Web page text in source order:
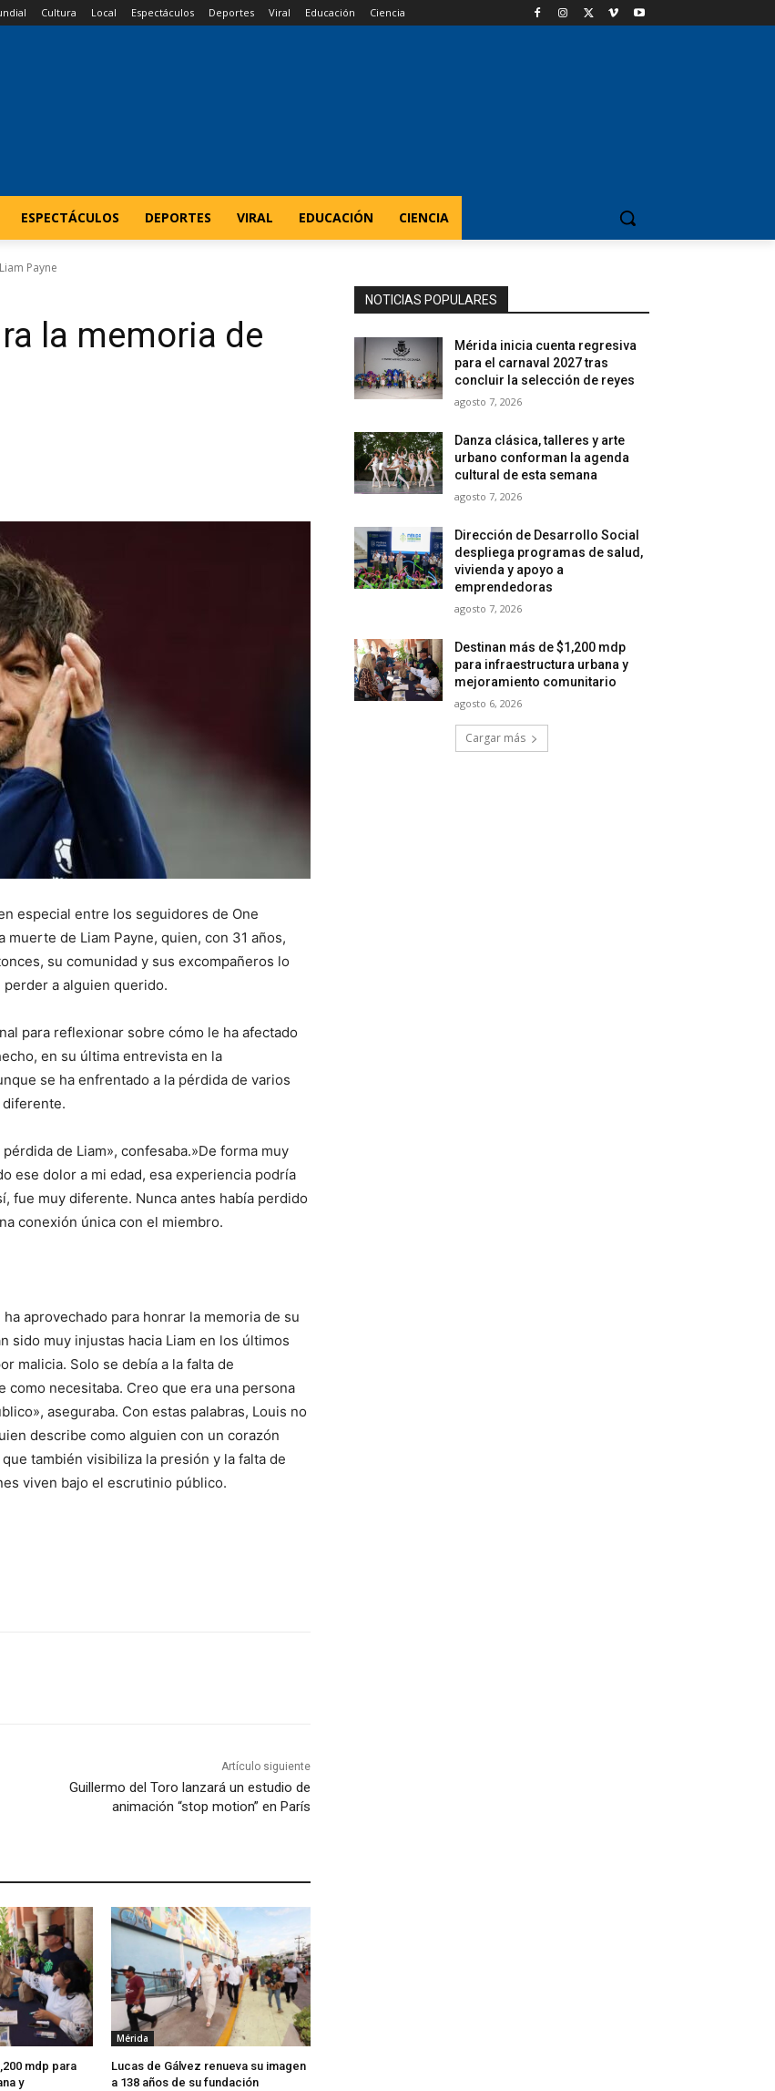
Cultura Local Espectáculos Deportes Viral Educación Ciencia
ESPECTÁCULOS DEPORTES VIRAL EDUCACIÓN CIENCIA
Payne
la memoria de
especial entre los seguidores de One
de Liam Payne, quien, con 31 años,
su comunidad y sus excompañeros lo
a alguien querido.
para reflexionar sobre cómo le ha afectado
en su última entrevista en la
se ha enfrentado a la pérdida de varios
diferente.
de Liam», confesaba.»De forma muy
ese dolor a mi edad, esa experiencia podría
fue muy diferente. Nunca antes había perdido
conexión única con el miembro.
aprovechado para honrar la memoria de su
sido muy injustas hacia Liam en los últimos
malicia. Solo se debía a la falta de
como necesitaba. Creo que era una persona
aseguraba. Con estas palabras, Louis no
describe como alguien con un corazón
también visibiliza la presión y la falta de
viven bajo el escrutinio público.
Artículo siguiente
Guillermo del Toro lanzará un estudio de
animación “stop motion” en París
mdp para
y
Mérida
Lucas de Gálvez renueva su imagen
a 138 años de su fundación
NOTICIAS POPULARES
Mérida inicia cuenta regresiva
para el carnaval 2027 tras
concluir la selección de reyes
agosto 7, 2026
Danza clásica, talleres y arte
urbano conforman la agenda
cultural de esta semana
agosto 7, 2026
Dirección de Desarrollo Social
despliega programas de salud,
vivienda y apoyo a
emprendedoras
agosto 7, 2026
Destinan más de $1,200 mdp
para infraestructura urbana y
mejoramiento comunitario
agosto 6, 2026
Cargar más